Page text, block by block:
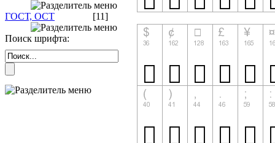
ГОСТ, ОСТ [11]
Поиск шрифта: